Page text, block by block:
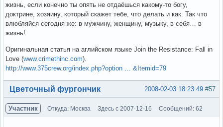
жизнь, если конечно ты опять не отдаёшься какому-то богу,
доктрине, хозяину, который скажет тебе, что делать и как. Так что
влюбляйся сегодня же: в мужчину, женщину, музыку, в себя… в
жизнь!
Оригинальная статья на аглийском языке Join the Resistance: Fall in
Love (www.crimethinc.com).
http://www.375crew.org/index.php?option … &Itemid=79
Вне форума #57
2008-02-03 18:23:49
Цветочный фургончик
Участник Откуда: Москва Здесь с 2007-12-16 Сообщений: 62